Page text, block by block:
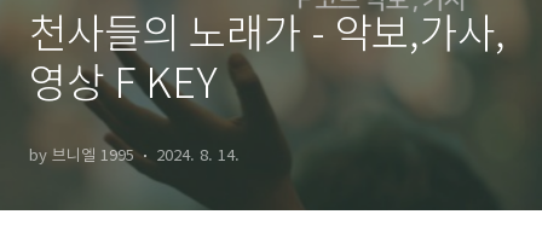
천사들의 노래가 - 악보,가사,
영상 F KEY
by 브니엘 1995 2024. 8. 14.